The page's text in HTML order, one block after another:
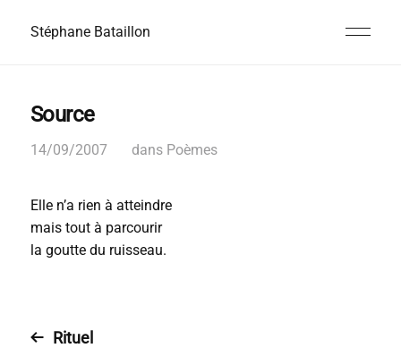
Stéphane Bataillon
Source
14/09/2007 dans Poèmes
Elle n’a rien à atteindre
mais tout à parcourir
la goutte du ruisseau.
Rituel